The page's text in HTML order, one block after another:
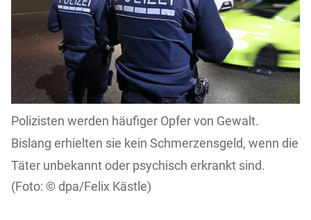
Polizisten werden häufiger Opfer von Gewalt.
Bislang erhielten sie kein Schmerzensgeld, wenn die
Täter unbekannt oder psychisch erkrankt sind.
dpa/Felix Kästle)